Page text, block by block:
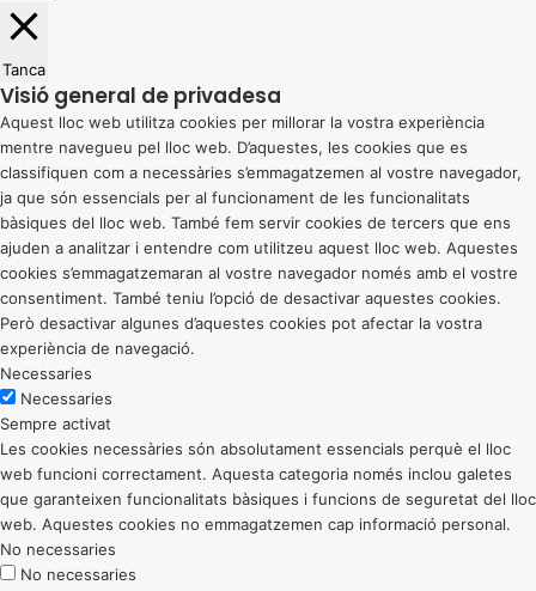
Tanca
Visió general de privadesa
Aquest lloc web utilitza cookies per millorar la vostra experiència
mentre navegueu pel lloc web. D’aquestes, les cookies que es
classifiquen com a necessàries s’emmagatzemen al vostre navegador,
ja que són essencials per al funcionament de les funcionalitats
bàsiques del lloc web. També fem servir cookies de tercers que ens
ajuden a analitzar i entendre com utilitzeu aquest lloc web. Aquestes
cookies s’emmagatzemaran al vostre navegador només amb el vostre
consentiment. També teniu l’opció de desactivar aquestes cookies.
Però desactivar algunes d’aquestes cookies pot afectar la vostra
experiència de navegació.
Necessaries
Necessaries
Sempre activat
Les cookies necessàries són absolutament essencials perquè el lloc
web funcioni correctament. Aquesta categoria només inclou galetes
que garanteixen funcionalitats bàsiques i funcions de seguretat del lloc
web. Aquestes cookies no emmagatzemen cap informació personal.
No necessaries
No necessaries